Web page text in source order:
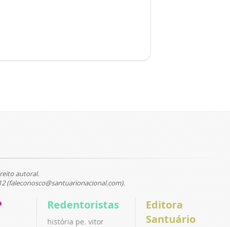
autoral.
(faleconosco@santuarionacional.com).
Redentoristas
história pe. vitor
Editora
Santuário